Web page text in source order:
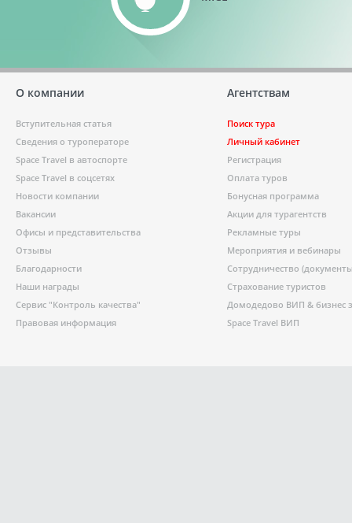
О компании
Вступительная статья
Сведения о туроператоре
Space Travel в автоспорте
Space Travel в соцсетях
Новости компании
Вакансии
Офисы и представительства
Отзывы
Благодарности
Наши награды
Сервис "Контроль качества"
Правовая информация
Агентствам
Поиск тура
Личный кабинет
Регистрация
Оплата туров
Бонусная программа
Акции для турагентств
Рекламные туры
Мероприятия и вебинары
Сотрудничество
Страхование туристов
Домодедово ВИП & бизнес
Space Travel ВИП